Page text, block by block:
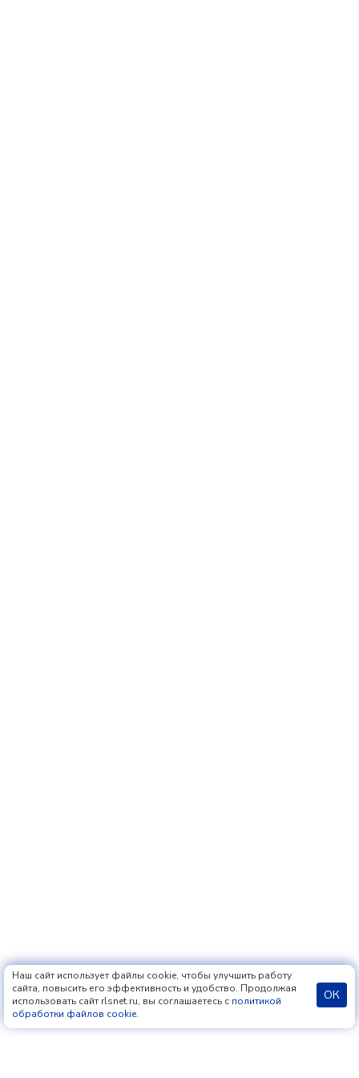
Наш сайт использует файлы cookie, чтобы улучшить работу
сайта, повысить его эффективность и удобство. Продолжая
использовать сайт rlsnet.ru, вы соглашаетесь с политикой
обработки файлов cookie.
ОК